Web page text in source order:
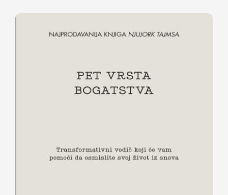
Pet vrsta bogatstva